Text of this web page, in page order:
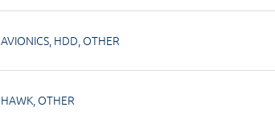
AVIONICS, HDD, OTHER
HAWK, OTHER